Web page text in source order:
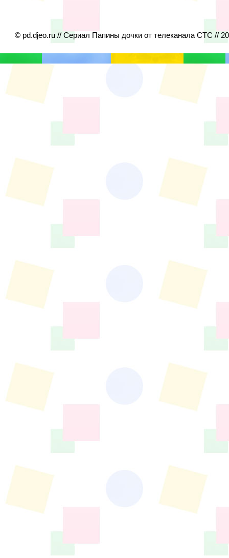
© pd.djeo.ru // Сериал Папины дочки от телеканала СТС //